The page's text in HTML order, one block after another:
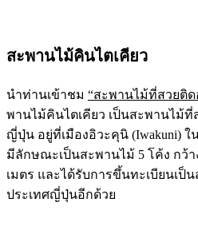
สะพานไม้คินไตเคียว
นำท่านเข้าชม “สะพานไม้ที่สวยติ
พานไม้คินไตเคียว เป็นสะพานไม้ที่
ญี่ปุ่น อยู่ที่เมืองอิวะคุนิ (Iwakuni) ใ
มีลักษณะเป็นสะพานไม้ 5 โค้ง กว้า
เมตร และได้รับการขึ้นทะเบียนเ
ประเทศญี่ปุ่นอีกด้วย